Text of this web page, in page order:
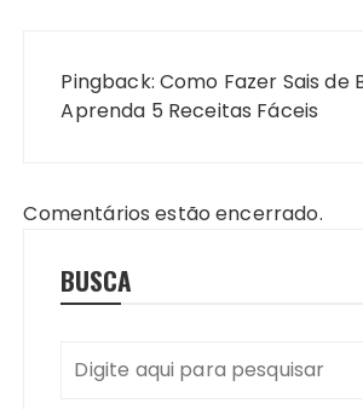
Pingback: Como Fazer Sais de
Aprenda 5 Receitas Fáceis
Comentários estão encerrado.
BUSCA